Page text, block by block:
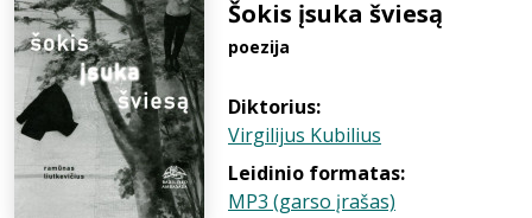
Šokis įsuka šviesą
poezija
Diktorius:
Virgilijus Kubilius
Leidinio formatas:
MP3 (garso įrašas)